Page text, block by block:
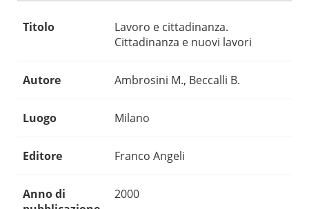
Titolo
Lavoro e cittadinanza.
Cittadinanza e nuovi lavori
Autore Ambrosini M., Beccalli B.
Luogo Milano
Editore Franco Angeli
Anno di
2000